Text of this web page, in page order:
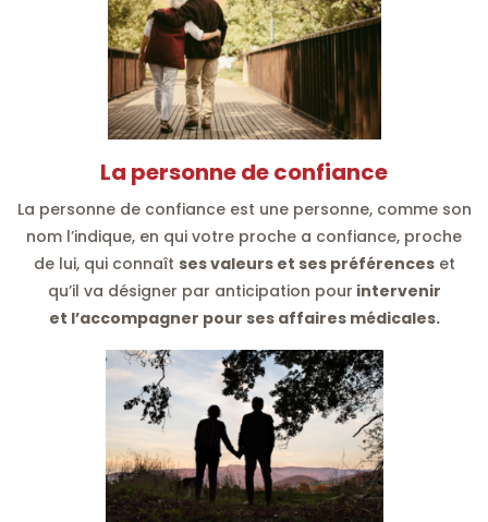
La personne de confiance
La personne de confiance est une personne, comme son
nom l’indique, en qui votre proche a confiance, proche
de lui, qui connaît ses valeurs et ses préférenceset
qu’il va désigner par anticipation pour intervenir
et l’accompagner pour ses affaires médicales.